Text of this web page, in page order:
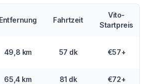
Entfernung Fahrtzeit
Vito-
Startpreis
49,8 km 57 dk €57+
65,4 km 81 dk €72+